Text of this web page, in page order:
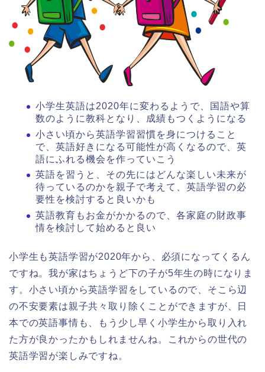
小学生英語は2020年に変わるようで、国語や算
数のように教科となり、成績もつくようになる
小さい頃から英語学習習慣を身につけること
で、英語好きになる可能性が高くなるので、英
語にふれる機会を作っていこう
英語を習うと、その先にはどんな楽しい未来が
待っているのかを親子で考えて、英語学習の必
要性を検討すると良いかも
英語教育もお金がかかるので、各家庭の財政事
情を検討して始めると良い
小学生も英語学習が2020年から、必須になってくるん
ですね。我が家はちょうど下の子が5年生の時になりま
す。小さい頃から英語学習をしているので、そこら辺
の不安要素は親子共々取り除くことができますが、日
本での英語事情も、もう少し早く小学生から取り入れ
た方が良かったかもしれませんね。これからの世代の
英語学習が楽しみですね。